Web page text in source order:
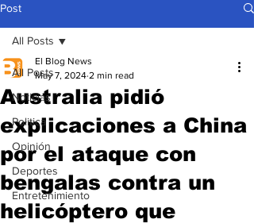
Post
All Posts
Noticias
Politica
Opinión
Deportes
Entretenimiento
All Posts
Australia pidió
explicaciones a China
por el ataque con
bengalas contra un
helicóptero que
El Blog News
May 7, 2024 2 min read